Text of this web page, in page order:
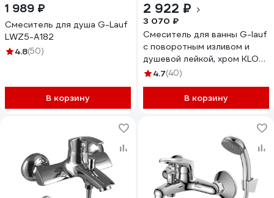
1 989 ₽
Смеситель для душа G-Lauf
LWZ5-A182
4.8(50)
В корзину
2 922 ₽
3 070 ₽
Смеситель для ванны G-lauf
с поворотным изливом и
душевой лейкой, хром KLO7-
A048
4.7(40)
В корзину